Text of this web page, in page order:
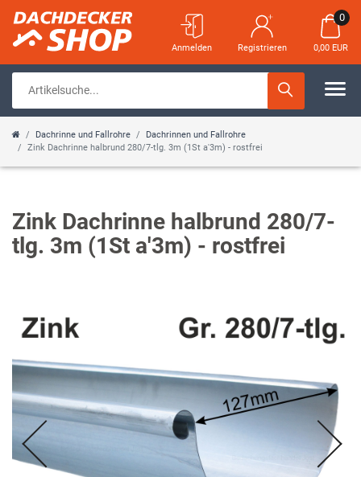
Anmelden Registrieren
0
0,00 EUR
Dachrinne und Fallrohre
Dachrinnen und Fallrohre
Zink Dachrinne halbrund 280/7-tlg. 3m (1St a'3m) - rostfrei
Zink Dachrinne halbrund 280/7-
tlg. 3m (1St a'3m) - rostfrei